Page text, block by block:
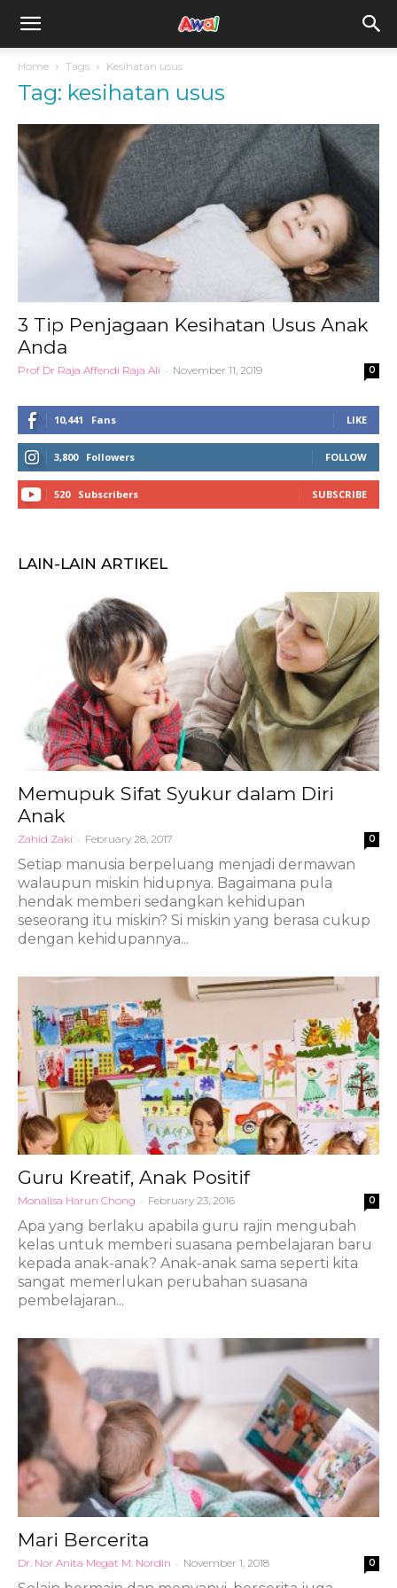
awal.my
Home Tags Kesihatan usus
Tag: kesihatan usus
3 Tip Penjagaan Kesihatan Usus Anak
Anda
Prof Dr Raja Affendi Raja Ali - November 11, 2019 0
10,441 Fans LIKE
3,800 Followers FOLLOW
520 Subscribers SUBSCRIBE
LAIN-LAIN ARTIKEL
Memupuk Sifat Syukur dalam Diri
Anak
Zahid Zaki - February 28, 2017 0
Setiap manusia berpeluang menjadi dermawan
walaupun miskin hidupnya. Bagaimana pula
hendak memberi sedangkan kehidupan
seseorang itu miskin? Si miskin yang berasa cukup
dengan kehidupannya...
Guru Kreatif, Anak Positif
Monalisa Harun Chong - February 23, 2016 0
Apa yang berlaku apabila guru rajin mengubah
kelas untuk memberi suasana pembelajaran baru
kepada anak-anak? Anak-anak sama seperti kita
sangat memerlukan perubahan suasana
pembelajaran...
Mari Bercerita
Dr. Nor Anita Megat M. Nordin - November 1, 2018 0